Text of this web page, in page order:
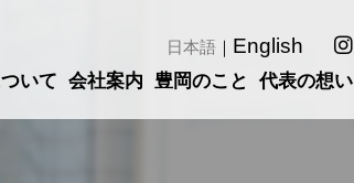
日本語 ｜ English
いて 会社案内 豊岡のこと 代表の想い